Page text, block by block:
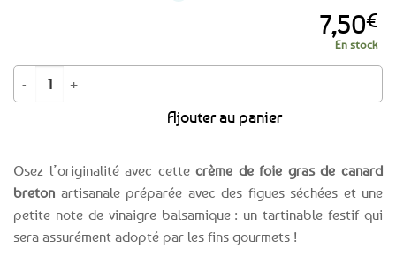
Osez l’originalité avec cettecrème de foie gras de canard
breton artisanale préparée avec des figues séchées et une
petite note de vinaigre balsamique : un tartinable festif qui
sera assurément adopté par les fins gourmets !
7,50€
En stock
quantité de Crème de foie gras de canard Breton aux figues et
Ajouter au panier